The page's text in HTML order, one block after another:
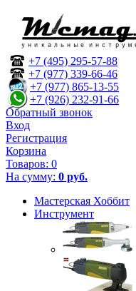
+7 (495) 295-57-88
+7 (977) 339-66-46
+7 (977) 865-13-55
+7 (926) 232-91-66
Обратный звонок
Вход
Регистрация
Корзина
Товаров: 0
На сумму: 0 руб.
Мастерская Хоббит
Инструмент